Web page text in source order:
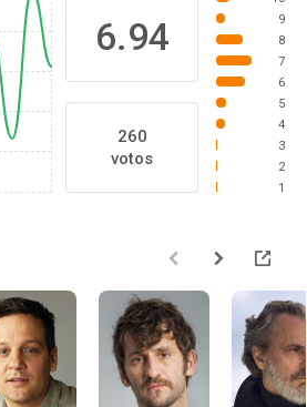
6.94
260
votos
9
8
7
6
5
4
3
2
1